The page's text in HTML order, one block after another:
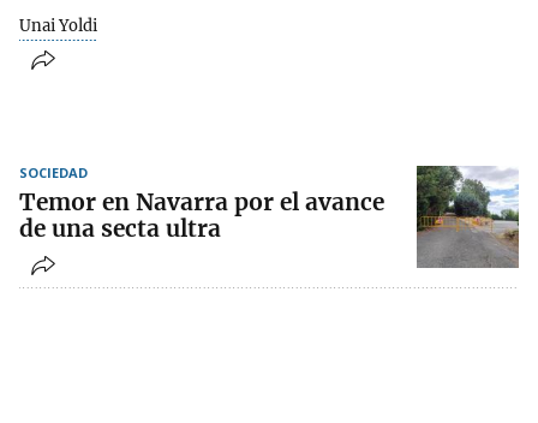
Unai Yoldi
SOCIEDAD
Temor en Navarra por el avance
de una secta ultra